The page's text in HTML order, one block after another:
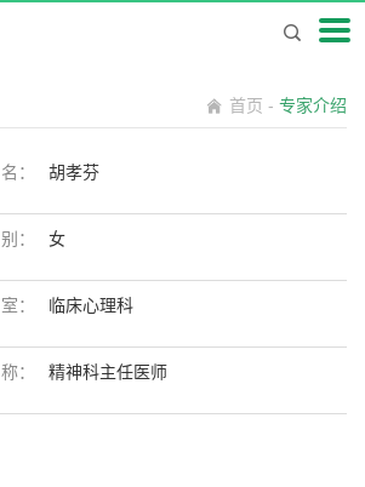
首页 - 专家介绍
名 ： 胡孝芬
别 ： 女
室： 临床心理科
称： 精神科主任医师